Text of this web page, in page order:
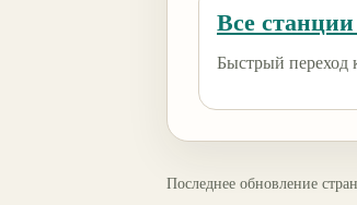
Все
Быстрый переход
Последнее обновление